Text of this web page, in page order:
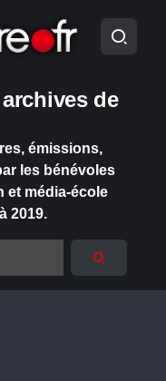
de
émissions,
les bénévoles
et média-école
2019.